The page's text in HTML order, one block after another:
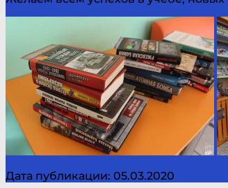
Дата публикации: 05.03.2020